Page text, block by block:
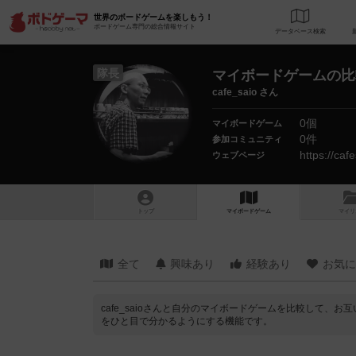
世界のボードゲームを楽しもう！
ボードゲーム専門の総合情報サイト
データベース
隊長 マイボードゲームの
cafe_saio さん
マイボードゲーム 0個
参加コミュニティ 0件
ウェブページ https://
トップ マイボードゲーム マイリ
全て 興味あり 経験あり お気
cafe_saioさんと自分のマイボードゲームを比較して、お
をひと目で分かるようにする機能です。